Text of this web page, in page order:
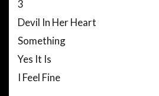
3
Devil In Her Heart
Something
Yes It Is
I Feel Fine